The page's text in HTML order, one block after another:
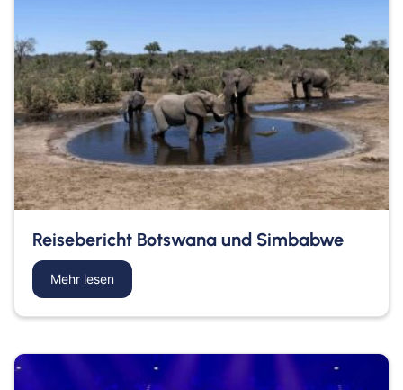
Reisebericht Botswana und Simbabwe
Mehr lesen